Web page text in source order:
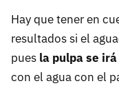
Hay que tener en
resultados si el
pues la pulpa se
con el agua con el